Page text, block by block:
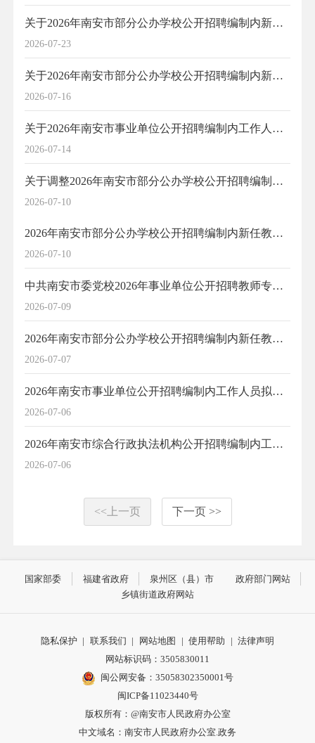
2026-07-23
关于2026年南安市部分公办学校公开招聘编制内新任教师（二）面试成绩、入围资格复审及体检人员的公示
2026-07-16
关于2026年南安市部分公办学校公开招聘编制内新任教师（二）笔试岗位成绩及入围面试人员的公示
2026-07-14
关于2026年南安市事业单位公开招聘编制内工作人员第一批递补人选资格复审有关事项的通告
2026-07-10
关于调整2026年南安市部分公办学校公开招聘编制内新任教师（二）考试时间的紧急通知
2026-07-10
2026年南安市部分公办学校公开招聘编制内新任教师（二）笔试加分情况公示
2026-07-09
中共南安市委党校2026年事业单位公开招聘教师专业测试公告
2026-07-07
2026年南安市部分公办学校公开招聘编制内新任教师公告（二）笔试与面试工作有关事项的通告
2026-07-06
2026年南安市事业单位公开招聘编制内工作人员拟聘用人员公示（1）
2026-07-06
2026年南安市综合行政执法机构公开招聘编制内工作人员拟聘用人员公示(1)
<<上一页 下一页 >>
国家部委 福建省政府 泉州区（县）市
政府部门网站
乡镇街道政府网站
隐私保护 | 联系我们 | 网站地图 | 使用帮助 | 法律声明
网站标识码：3505830011
闽公网安备：35058302350001号
闽ICP备11023440号
版权所有：@南安市人民政府办公室
中文域名：南安市人民政府办公室.政务